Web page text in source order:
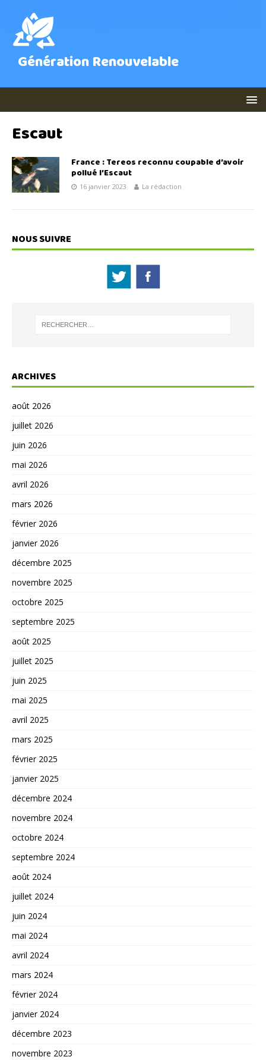
Génération Renouvelable
Escaut
France : Tereos reconnu coupable d’avoir
pollué l’Escaut
16 janvier 2023 La rédaction
NOUS SUIVRE
ARCHIVES
août 2026
juillet 2026
juin 2026
mai 2026
avril 2026
mars 2026
février 2026
janvier 2026
décembre 2025
novembre 2025
octobre 2025
septembre 2025
août 2025
juillet 2025
juin 2025
mai 2025
avril 2025
mars 2025
février 2025
janvier 2025
décembre 2024
novembre 2024
octobre 2024
septembre 2024
août 2024
juillet 2024
juin 2024
mai 2024
avril 2024
mars 2024
février 2024
janvier 2024
décembre 2023
novembre 2023